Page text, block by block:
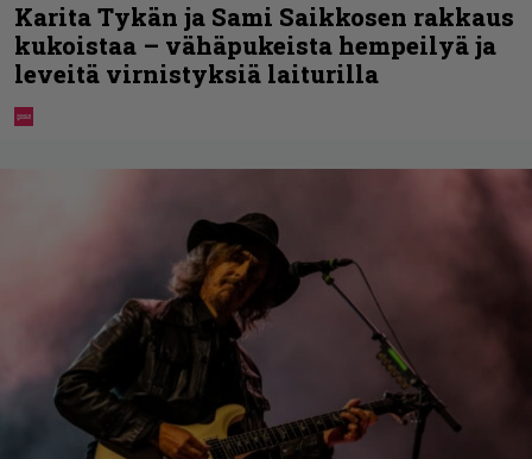
Karita Tykän ja Sami Saikkosen rakkaus
kukoistaa – vähäpukeista hempeilyä ja
leveitä virnistyksiä laiturilla